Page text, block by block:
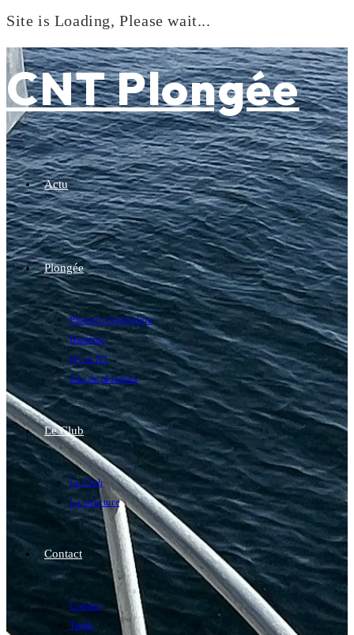
Site is Loading, Please wait...
to
content
CNT Plongée
Actu
Plongée
Plongée exploration
Baptême
N1 et N2
Site de plongées
Le Club
Le Club
La structure
Contact
Contact
Tarifs